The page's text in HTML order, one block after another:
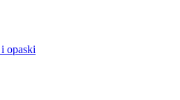
opaski